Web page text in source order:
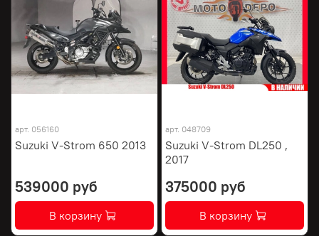
арт. 056160
Suzuki V-Strom 650 2013
539000 руб
В корзину
арт. 048709
Suzuki V-Strom DL250 ,
2017
375000 руб
В корзину